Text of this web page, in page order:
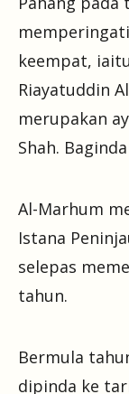
keempat,
Riayatuddin
merupakan
Shah.
Al-Marhum
Istana
selepas
tahun.
Bermula
dipinda ke